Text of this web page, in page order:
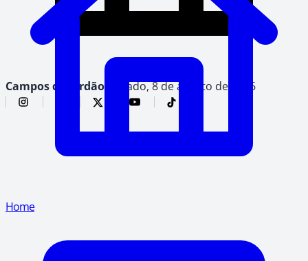
Campos do Jordão, sábado, 8 de agosto de 2026
Home